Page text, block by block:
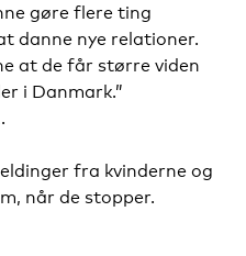
gøre flere ting
danne nye relationer.
at de får større viden
i Danmark.”
fra kvinderne og
når de stopper.